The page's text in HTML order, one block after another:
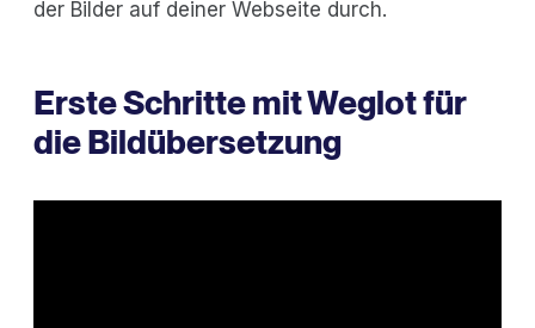
der Bilder auf deiner Webseite durch.
Erste Schritte mit Weglot für
die Bildübersetzung